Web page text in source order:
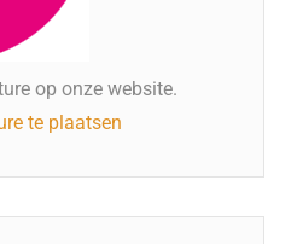
op onze website.
te plaatsen